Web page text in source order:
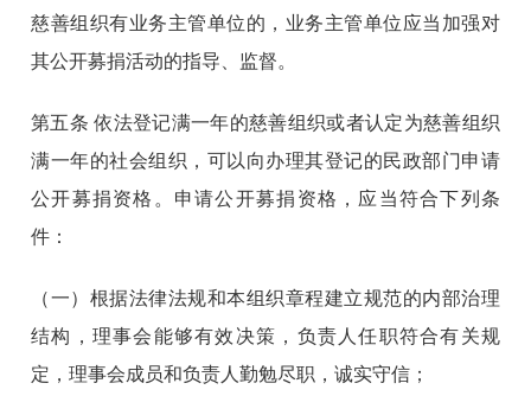
慈善组织有业务主管单位的，业务主管单位应当加强对
其公开募捐活动的指导、监督。
第五条 依法登记满一年的慈善组织或者认定为慈善组织
满一年的社会组织，可以向办理其登记的民政部门申请
公开募捐资格。申请公开募捐资格，应当符合下列条
件：
（一）根据法律法规和本组织章程建立规范的内部治理
结构，理事会能够有效决策，负责人任职符合有关规
定，理事会成员和负责人勤勉尽职，诚实守信；